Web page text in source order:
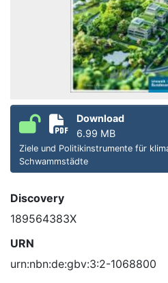
Download
6.99 MB
Ziele und Politikinstrumente für
Schwammstädte
Discovery
189564383X
URN
urn:nbn:de:gbv:3:2-1068800